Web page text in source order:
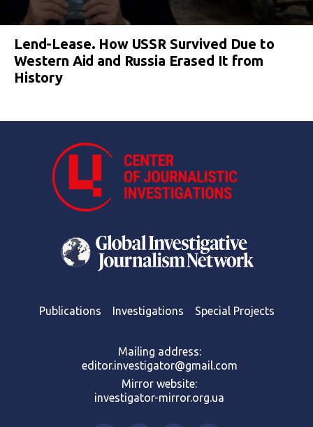
Lend-Lease. How USSR Survived Due to
Western Aid and Russia Erased It from
History
Publications Investigations Special Projects
Mailing address:
editor.investigator@gmail.com
Mirror website:
investigator-mirror.org.ua